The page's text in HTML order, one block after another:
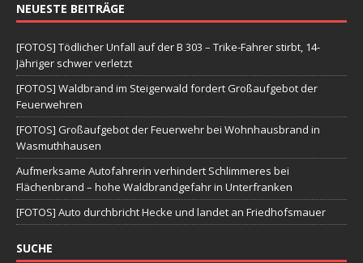
NEUESTE BEITRÄGE
[FOTOS] Tödlicher Unfall auf der B 303 – Trike-Fahrer stirbt, 14-
Jähriger schwer verletzt
[FOTOS] Waldbrand im Steigerwald fordert Großaufgebot der
Feuerwehren
[FOTOS] Großaufgebot der Feuerwehr bei Wohnhausbrand in
Wasmuthhausen
Aufmerksame Autofahrerin verhindert Schlimmeres bei
Flächenbrand – hohe Waldbrandgefahr in Unterfranken
[FOTOS] Auto durchbricht Hecke und landet an Friedhofsmauer
SUCHE